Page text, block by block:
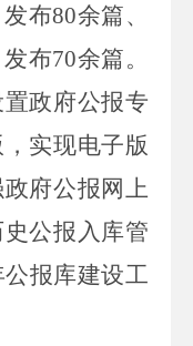
布80余篇、
布70余篇。
政府公报专
实现电子版
府公报网上
公报入库管
公报库建设工